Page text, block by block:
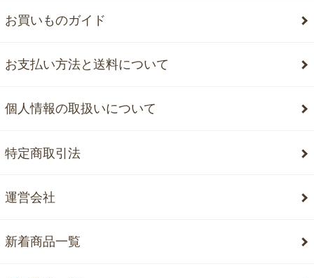
お買いものガイド
お支払い方法と送料について
個人情報の取扱いについて
特定商取引法
運営会社
新着商品一覧